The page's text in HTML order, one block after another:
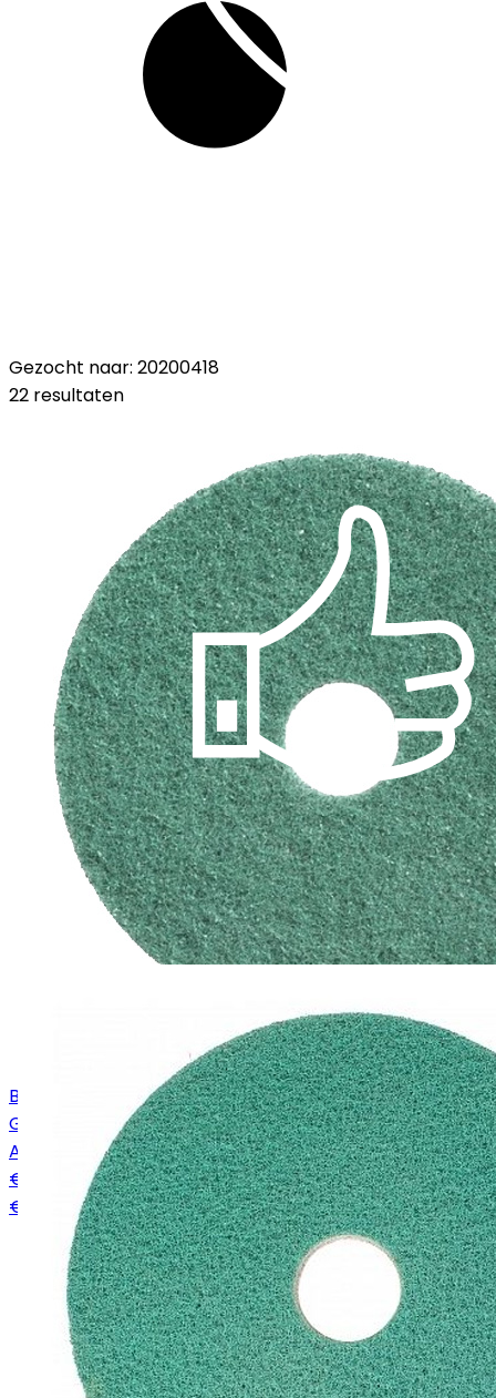
Gezocht naar: 20200418
22 resultaten
Bright n Water Diamant vloerpad (doos à 2 stuks,
Groen, 17 inch)
Art.
20200417
€ 89,00
€ 79,95